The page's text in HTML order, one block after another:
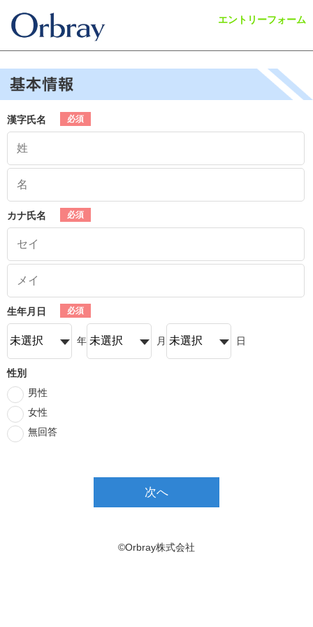
エントリーフォーム
漢字氏名
カナ氏名
生年月日
年 月 日
性別
男性
女性
無回答
次へ
©Orbray株式会社